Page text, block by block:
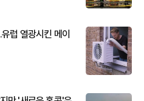
럽 열광시킨 메이